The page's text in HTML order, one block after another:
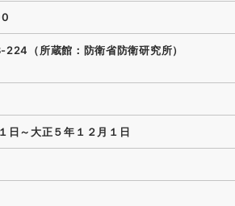
（所蔵館：防衛省防衛研究所）
日～大正５年１２月１日